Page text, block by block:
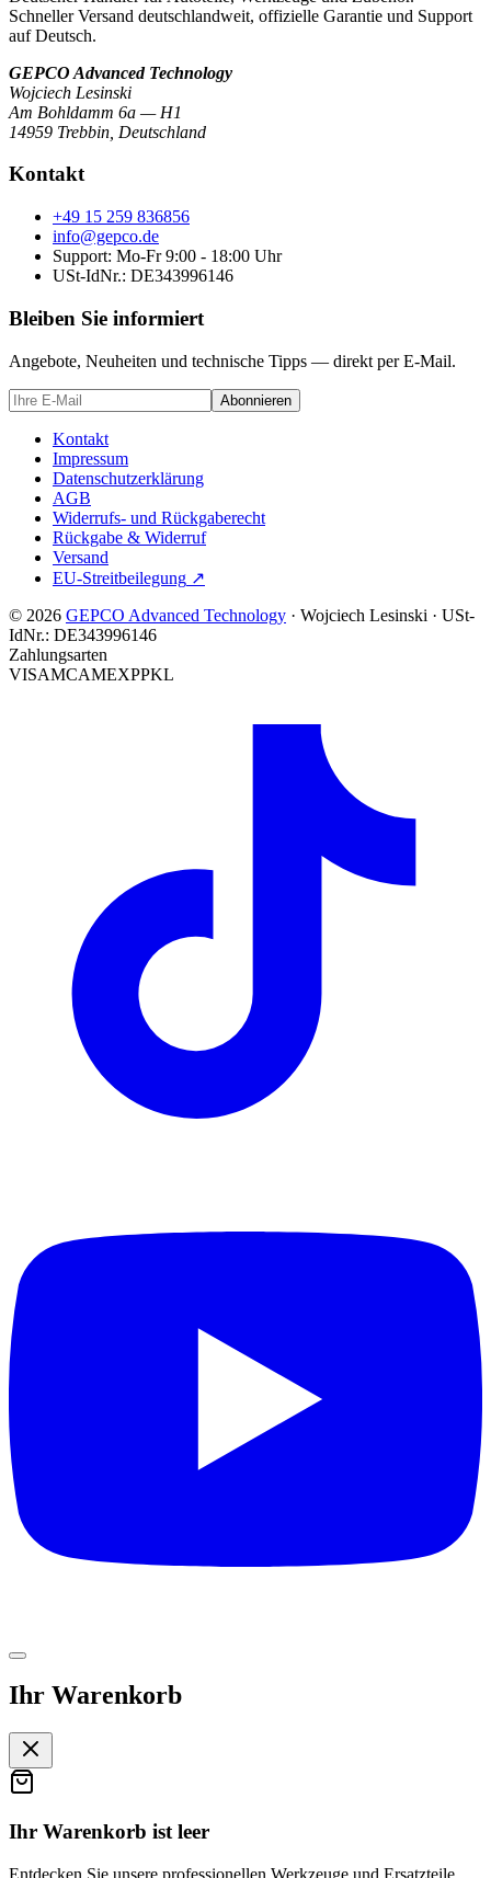
Schneller Versand deutschlandweit, offizielle Garantie und Support
auf Deutsch.
GEPCO Advanced Technology
Wojciech Lesinski
Am Bohldamm 6a — H1
14959 Trebbin Deutschland
Kontakt
+49 15 259 836856
info@gepco.de
Support: Mo-Fr 9:00 - 18:00 Uhr
USt-IdNr.: DE343996146
Bleiben Sie informiert
Angebote, Neuheiten und technische Tipps — direkt per E-Mail.
Abonnieren
Kontakt
Impressum
Datenschutzerklärung
AGB
Widerrufs- und Rückgaberecht
Rückgabe & Widerruf
Versand
EU-Streitbeilegung ↗
© 2026 GEPCO Advanced Technology · Wojciech Lesinski · USt-
IdNr.: DE343996146
Zahlungsarten
VISAMCAMEXPPKL
Ihr Warenkorb
Ihr Warenkorb ist leer
Entdecken Sie unsere professionellen Werkzeuge und Ersatzteile